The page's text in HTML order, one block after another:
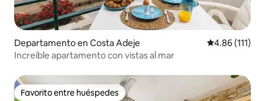
Departamento en Costa Adeje Calificación
4.86 (111)
Increíble apartamento con vistas al mar
Favorito entre huéspedes
Favorito entre huéspedes